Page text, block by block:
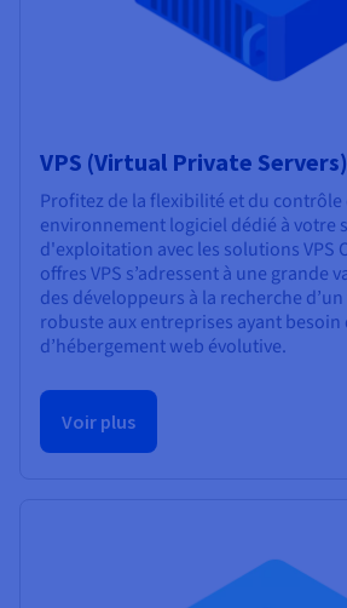
VPS (Virtual Private Servers)
Profitez de la flexibilité et du
environnement logiciel dédié à votre
d'exploitation avec les solutions VPS
offres VPS s’adressent à une grande
des développeurs à la recherche
robuste aux entreprises ayant besoin
d’hébergement web évolutive.
Voir plus